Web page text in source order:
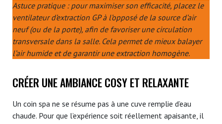
Astuce pratique : pour maximiser son efficacité, placez le
ventilateur d’extraction GP à l’opposé de la source d’air
neuf (ou de la porte), afin de favoriser une circulation
transversale dans la salle. Cela permet de mieux balayer
l’air humide et de garantir une extraction homogène.
CRÉER UNE AMBIANCE COSY ET RELAXANTE
Un coin spa ne se résume pas à une cuve remplie d’eau
chaude. Pour que l’expérience soit réellement apaisante, il